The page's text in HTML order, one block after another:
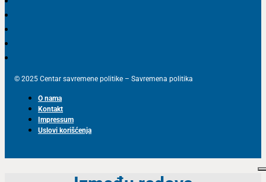
© 2025 Centar savremene politike – Savremena politika
O nama
Kontakt
Impressum
Uslovi korišćenja